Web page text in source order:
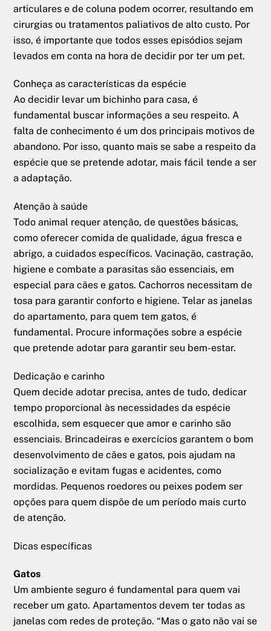
articulares e de coluna podem ocorrer, resultando em
cirurgias ou tratamentos paliativos de alto custo. Por
isso, é importante que todos esses episódios sejam
levados em conta na hora de decidir por ter um pet.
Conheça as características da espécie
Ao decidir levar um bichinho para casa, é
fundamental buscar informações a seu respeito. A
falta de conhecimento é um dos principais motivos de
abandono. Por isso, quanto mais se sabe a respeito da
espécie que se pretende adotar, mais fácil tende a ser
a adaptação.
Atenção à saúde
Todo animal requer atenção, de questões básicas,
como oferecer comida de qualidade, água fresca e
abrigo, a cuidados específicos. Vacinação, castração,
higiene e combate a parasitas são essenciais, em
especial para cães e gatos. Cachorros necessitam de
tosa para garantir conforto e higiene. Telar as janelas
do apartamento, para quem tem gatos, é
fundamental. Procure informações sobre a espécie
que pretende adotar para garantir seu bem-estar.
Dedicação e carinho
Quem decide adotar precisa, antes de tudo, dedicar
tempo proporcional às necessidades da espécie
escolhida, sem esquecer que amor e carinho são
essenciais. Brincadeiras e exercícios garantem o bom
desenvolvimento de cães e gatos, pois ajudam na
socialização e evitam fugas e acidentes, como
mordidas. Pequenos roedores ou peixes podem ser
opções para quem dispõe de um período mais curto
de atenção.
Dicas específicas
Gatos
Um ambiente seguro é fundamental para quem vai
receber um gato. Apartamentos devem ter todas as
janelas com redes de proteção. “Mas o gato não vai se